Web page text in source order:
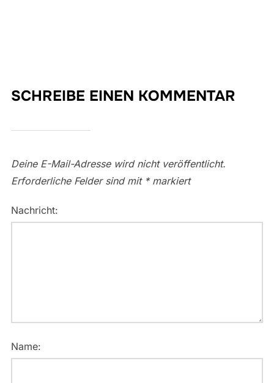
SCHREIBE EINEN KOMMENTAR
Deine E-Mail-Adresse wird nicht veröffentlicht.
Erforderliche Felder sind mit *markiert
Nachricht:
Name: